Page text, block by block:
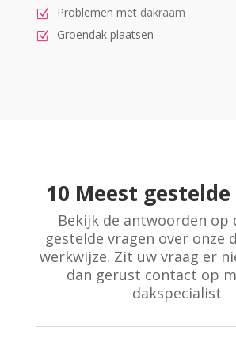
Problemen met dakraam
Groendak plaatsen
10 Meest
Bekijk de antwoorden op
gestelde vragen over onze
werkwijze. Zit uw vraag er
dan gerust contact op
dakspecialist